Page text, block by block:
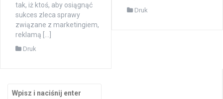
Druk
tak, iż ktoś, aby osiągnąć
sukces zleca sprawy
związane z marketingiem,
reklamą […]
Druk